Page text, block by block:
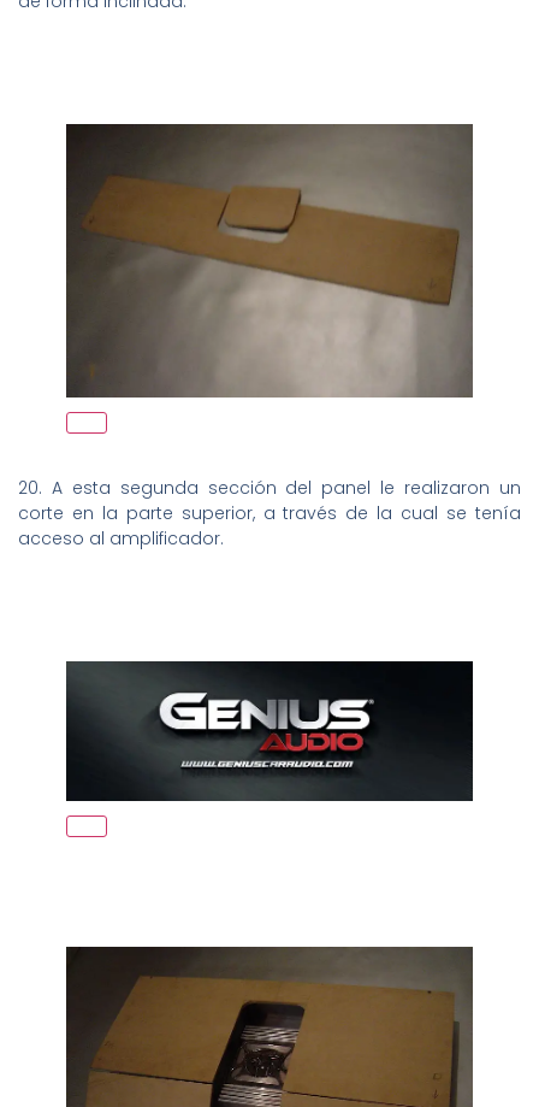
20. A esta segunda sección del panel le realizaron un
corte en la parte superior, a través de la cual se tenía
acceso al amplificador.